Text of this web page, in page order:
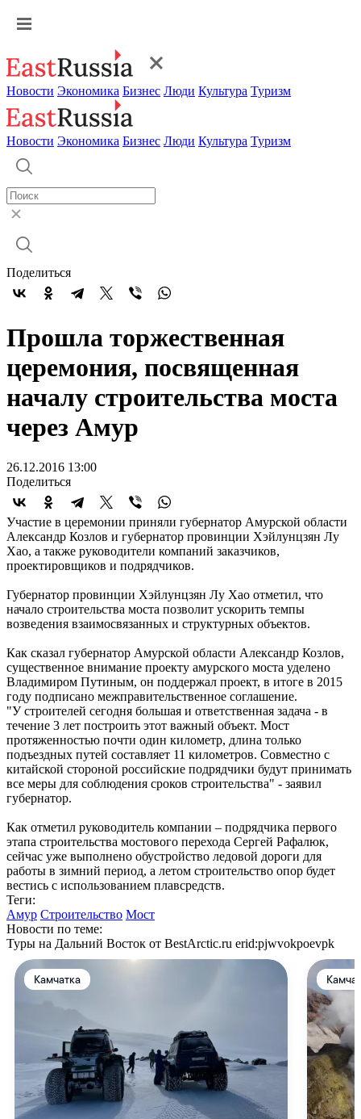
Новости Экономика Бизнес Люди Культура Туризм
Новости Экономика Бизнес Люди Культура Туризм
Поделиться
Прошла торжественная
церемония, посвященная
началу строительства моста
через Амур
26.12.2016 13:00
Поделиться
Участие в церемонии приняли губернатор Амурской области
Александр Козлов и губернатор провинции Хэйлунцзян Лу
Хао, а также руководители компаний заказчиков,
проектировщиков и подрядчиков.
Губернатор провинции Хэйлунцзян Лу Хао отметил, что
начало строительства моста позволит ускорить темпы
возведения взаимосвязанных и структурных объектов.
Как сказал губернатор Амурской области Александр Козлов,
существенное внимание проекту амурского моста уделено
Владимиром Путиным, он поддержал проект, в итоге в 2015
году подписано межправительственное соглашение.
"У строителей сегодня большая и ответственная задача - в
течение 3 лет построить этот важный объект. Мост
протяженностью почти один километр, длина только
подъездных путей составляет 11 километров. Совместно с
китайской стороной российские подрядчики будут принимать
все меры для соблюдения сроков строительства" - заявил
губернатор.
Как отметил руководитель компании – подрядчика первого
этапа строительства мостового перехода Сергей Рафалюк,
сейчас уже выполнено обустройство ледовой дороги для
работы в зимний период, а летом строительство опор будет
вестись с использованием плавсредств.
Теги:
Амур Строительство Мост
Новости по теме:
Туры на Дальний Восток от BestArctic.ru erid:pjwvokpoevpk